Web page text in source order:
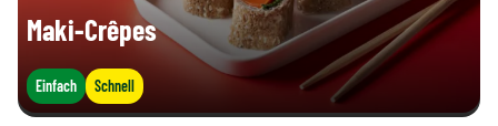
Maki-Crêpes
Einfach Schnell